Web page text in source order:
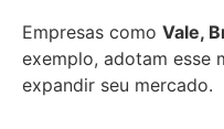
Empresas como Vale,
exemplo, adotam esse
expandir seu mercado.